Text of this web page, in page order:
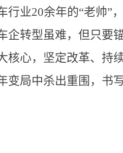
行业20余年的“老帅”
企转型虽难，但只要
核心，坚定改革、持
变局中杀出重围，书